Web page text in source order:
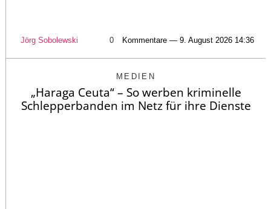
Jörg Sobolewski 0 Kommentare — 9. August 2026 14:36
MEDIEN
„Haraga Ceuta“ – So werben kriminelle
Schlepperbanden im Netz für ihre Dienste